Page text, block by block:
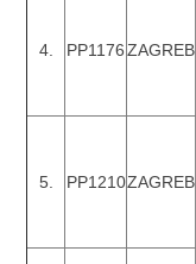
4. PP1176 ZAGREB
5. PP1210ZAGREB